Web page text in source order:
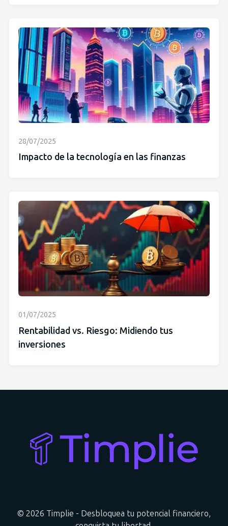
28/07/2025
Impacto de la tecnología en las finanzas
01/07/2025
Rentabilidad vs. Riesgo: Midiendo tus
inversiones
© 2026 Timplie - Desbloquea tu potencial financiero,